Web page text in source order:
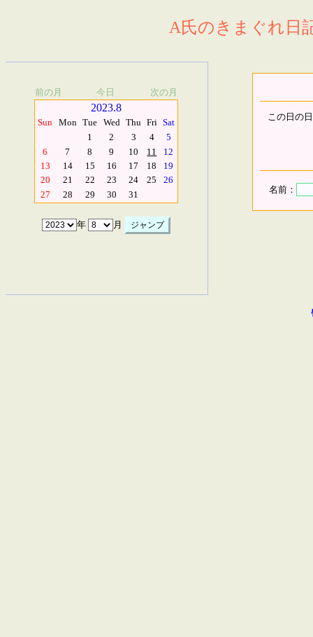
A氏のきまぐれ日
前の月 今日 次の月
2023.8
Sun Mon Tue Wed Thu Fri Sat
1
2 3 4
5
6
7 8 9 10 11
12
13
14 15 16 17 18
19
20
21 22 23 24 25
26
27
28 29 30 31
年 月
この日の
名前：